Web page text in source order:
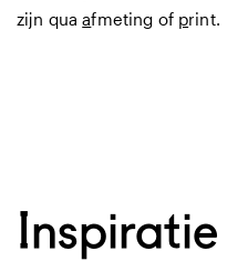
zijn quaafmeting of print.
Inspiratie